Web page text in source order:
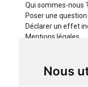
Nous
Qui sommes-nous ?
Poser une question
Déclarer un effet
Mentions légales
Cookies
Mes préférences